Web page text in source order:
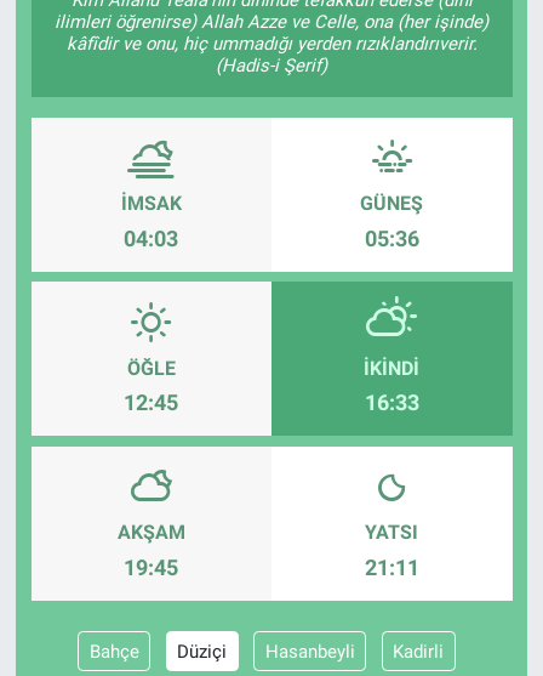
ilimleri öğrenirse) Allah Azze ve Celle, ona (her işinde)
kâfîdir ve onu, hiç ummadığı yerden rızıklandırıverir.
(Hadis-i Şerif)
İMSAK
04:03
GÜNEŞ
05:36
ÖĞLE
12:45
İKINDI
16:33
AKŞAM
19:45
YATSI
21:11
Bahçe Düziçi Hasanbeyli Kadirli
Ege'den Esintiler
Eğlence
Ekonomi
Gerçeğin İzinde
Gün Başlıyor
Gün Bitiyor
Gün Ortası
Gündem Özel
Günün görüntüsü
İletişim